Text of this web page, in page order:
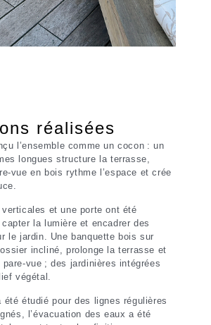
réalisées
l’ensemble comme un cocon : un
longues structure la terrasse,
vue en bois rythme l’espace et crée
verticales et une porte ont été
la lumière et encadrer des
le jardin. Une banquette bois sur
incliné, prolonge la terrasse et
vue ; des jardinières intégrées
végétal.
été étudié pour des lignes régulières
l’évacuation des eaux a été